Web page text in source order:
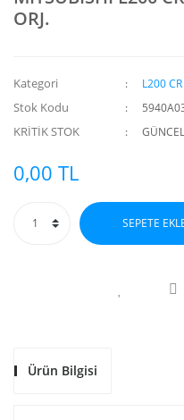
ORJ.
Kategori L200 CR
Stok Kodu
KRİTİK STOK
0,00 TL
SEPETE
Ürün Bilgisi